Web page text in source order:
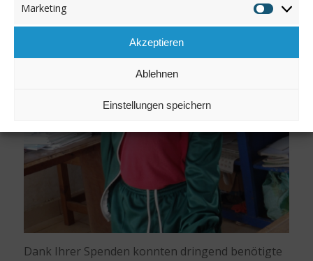
Marketing
Akzeptieren
Ablehnen
Einstellungen speichern
Dank Ihrer Spenden konnten dringend benötigte